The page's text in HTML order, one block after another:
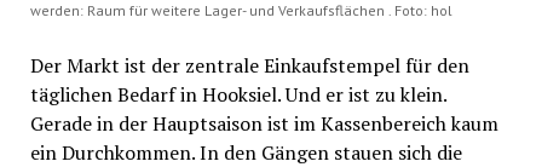
werden: Raum für weitere Lager- und Verkaufsflächen . Foto: hol
Der Markt ist der zentrale Einkaufstempel für den
täglichen Bedarf in Hooksiel. Und er ist zu klein.
Gerade in der Hauptsaison ist im Kassenbereich kaum
ein Durchkommen. In den Gängen stauen sich die